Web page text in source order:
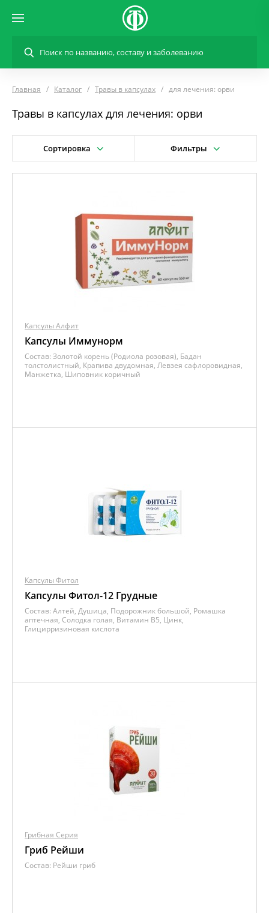
Главная Каталог Травы в капсулах для лечения: орви
Травы в капсулах для лечения: орви
Сортировка Фильтры
Капсулы Алфит
Капсулы Иммунорм
Состав: Золотой корень (Родиола розовая), Бадан
толстолистный, Крапива двудомная, Левзея сафлоровидная,
Манжетка, Шиповник коричный
Капсулы Фитол
Капсулы Фитол-12 Грудные
Состав: Алтей, Душица, Подорожник большой, Ромашка
аптечная, Солодка голая, Витамин B5, Цинк,
Глицирризиновая кислота
Грибная Серия
Гриб Рейши
Состав: Рейши гриб